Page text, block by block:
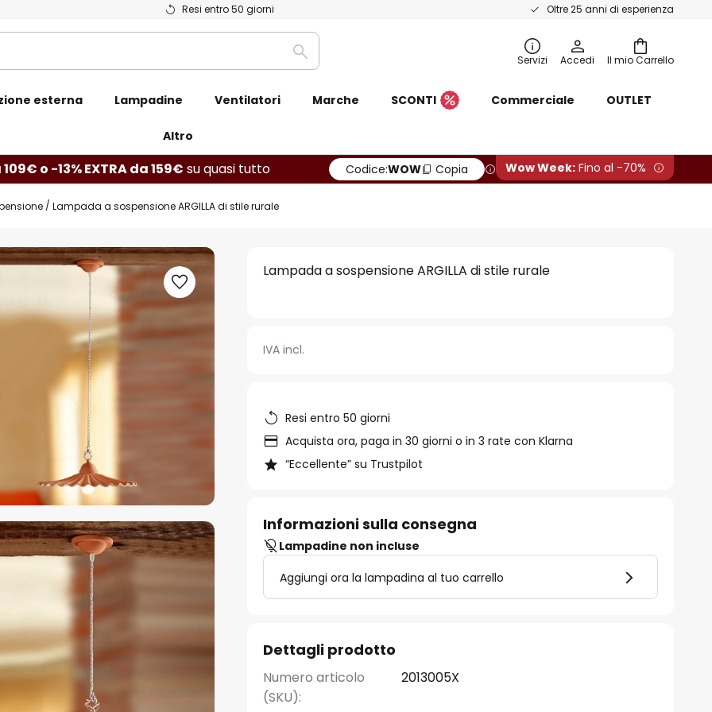
Resi entro 50 giorni Oltre 25 anni di esperienza
Il mio Carrello
Ricerca Servizi Accedi
esterna Lampadine Ventilatori Marche SCONTI Commerciale OUTLET
Altro
109€ o -13% EXTRA da 159€ su quasi tutto Codice:WOW Copia Wow Week: Fino al -70%
Lampada a sospensione ARGILLA di stile rurale
Lampada a sospensione ARGILLA di stile rurale
IVA incl.
Resi entro 50 giorni
Acquista ora, paga in 30 giorni o in 3 rate con Klarna
“Eccellente” su Trustpilot
Informazioni sulla consegna
Lampadine non incluse
Aggiungi ora la lampadina al tuo carrello
Dettagli prodotto
Numero articolo
(SKU):
2013005X